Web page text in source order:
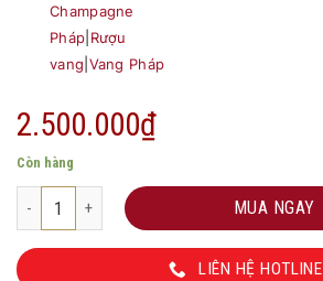
Champagne
Pháp Rượu
vang Vang Pháp
2.500.000₫
Còn hàng
Champagne Drappier Clarevallis số lượng
MUA NGAY
LIÊN HỆ HOTLINE